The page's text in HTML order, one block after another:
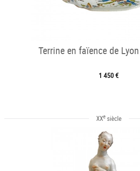
Terrine en faïence de
1 450 €
XXesiècle